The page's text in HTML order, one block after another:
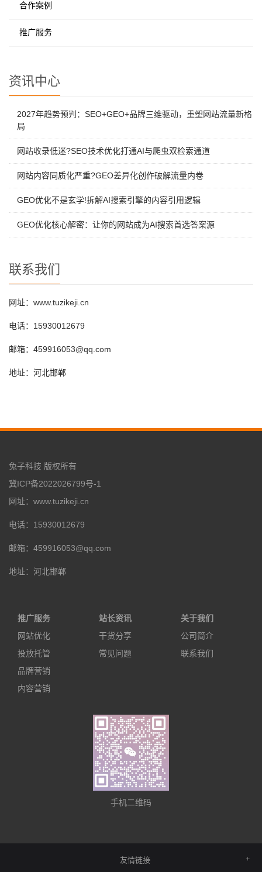
合作案例
推广服务
资讯中心
2027年趋势预判：SEO+GEO+品牌三维驱动，重塑网站流量新格
局
网站收录低迷?SEO技术优化打通AI与爬虫双检索通道
网站内容同质化严重?GEO差异化创作破解流量内卷
GEO优化不是玄学!拆解AI搜索引擎的内容引用逻辑
GEO优化核心解密：让你的网站成为AI搜索首选答案源
联系我们
网址：www.tuzikeji.cn
电话：15930012679
邮箱：459916053@qq.com
地址：河北邯郸
兔子科技 版权所有
冀ICP备2022026799号-1
网址：www.tuzikeji.cn
电话：15930012679
邮箱：459916053@qq.com
地址：河北邯郸
推广服务
网站优化
投放托管
品牌营销
内容营销
站长资讯
干货分享
常见问题
关于我们
公司简介
联系我们
手机二维码
友情链接